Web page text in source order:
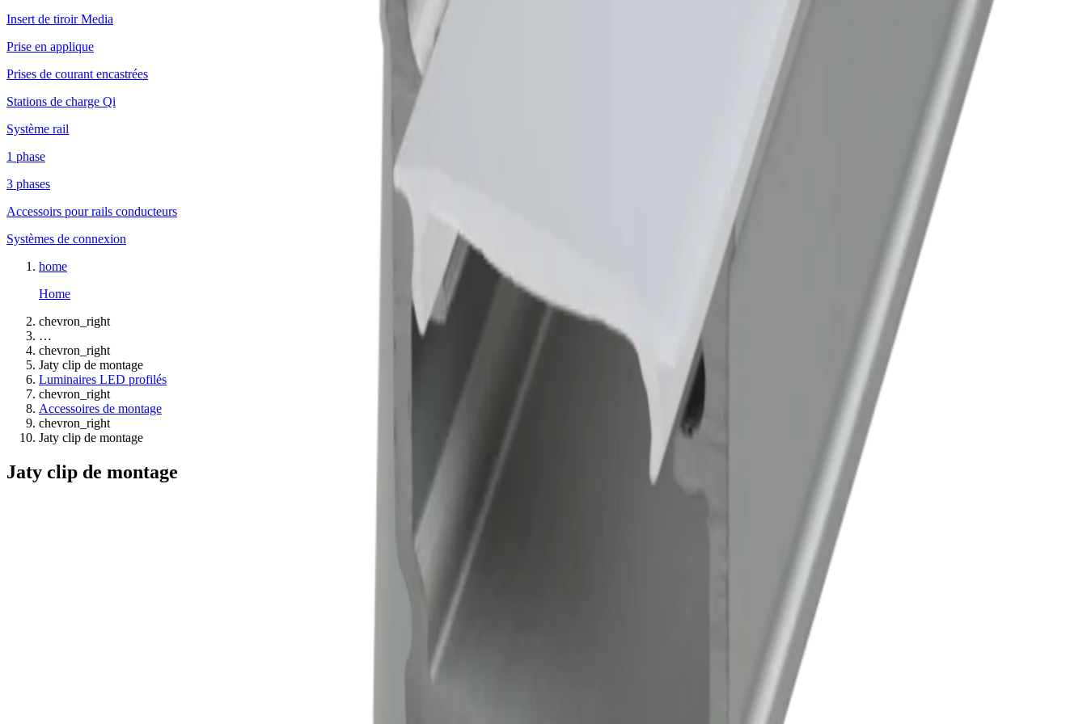
Insert de tiroir Media
Prise en applique
Prises de courant encastrées
Stations de charge Qi
Système rail
1 phase
3 phases
Accessoirs pour rails conducteurs
Systèmes de connexion
home
Home
chevron_right
…
chevron_right
Jaty clip de montage
Luminaires LED profilés
chevron_right
Accessoires de montage
chevron_right
Jaty clip de montage
Jaty clip de montage